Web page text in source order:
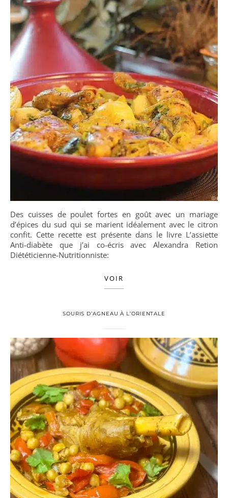
Des cuisses de poulet fortes en goût avec un mariage
d’épices du sud qui se marient idéalement avec le citron
confit. Cette recette est présente dans le livre L’assiette
Anti-diabète que j’ai co-écris avec Alexandra Retion
Diététicienne-Nutritionniste:
VOIR
SOURIS D’AGNEAU À L’ORIENTALE